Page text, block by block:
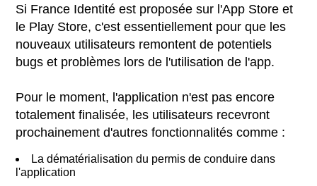
Si France Identité est proposée sur l'App Store et
le Play Store, c'est essentiellement pour que les
nouveaux utilisateurs remontent de potentiels
bugs et problèmes lors de l'utilisation de l'app.
Pour le moment, l'application n'est pas encore
totalement finalisée, les utilisateurs recevront
prochainement d'autres fonctionnalités comme :
La dématérialisation du permis de conduire dans
l'application